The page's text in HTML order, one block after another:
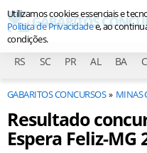
RS SC PR AL BA
GABARITOS CONCURSOS MINAS
Resultado
Espera Feliz-MG
Utilizamos cookies essenciais e
Política de Privacidadee, ao
condições.